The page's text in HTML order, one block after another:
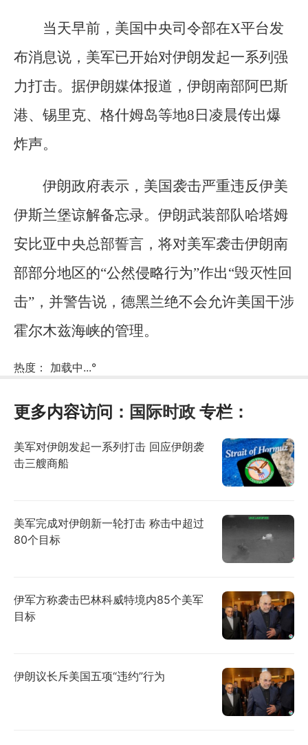
当天早前，美国中央司令部在X平台发
布消息说，美军已开始对伊朗发起一系列强
力打击。据伊朗媒体报道，伊朗南部阿巴斯
港、锡里克、格什姆岛等地8日凌晨传出爆
炸声。
伊朗政府表示，美国袭击严重违反伊美
伊斯兰堡谅解备忘录。伊朗武装部队哈塔姆
安比亚中央总部誓言，将对美军袭击伊朗南
部部分地区的“公然侵略行为”作出“毁灭性回
击”，并警告说，德黑兰绝不会允许美国干涉
霍尔木兹海峡的管理。
热度： 加载中...°
更多内容访问： 国际时政 专栏：
美军对伊朗发起一系列打击 回应伊朗袭
击三艘商船
美军完成对伊朗新一轮打击 称击中超过
80个目标
伊军方称袭击巴林科威特境内85个美军
目标
伊朗议长斥美国五项“违约”行为